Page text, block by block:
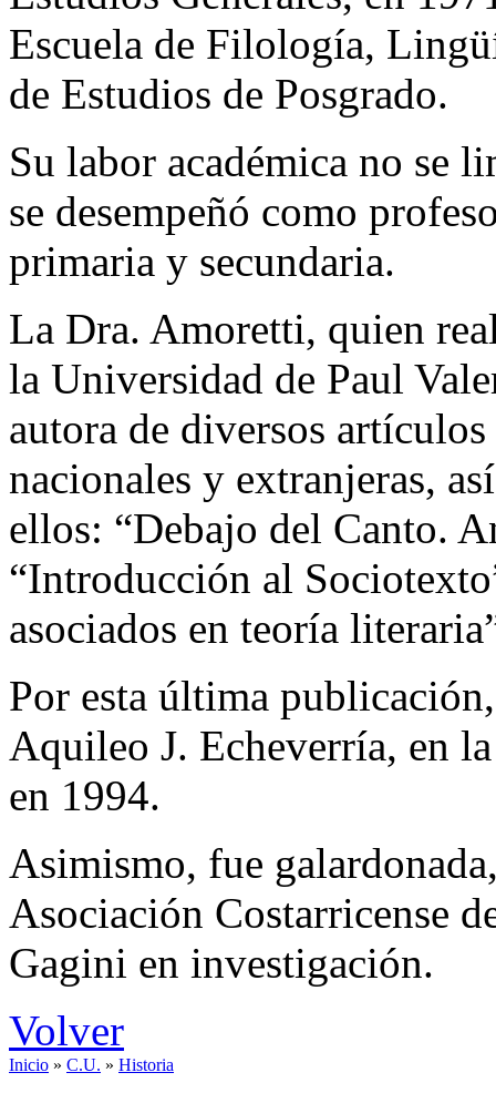
Escuela de Filología,
de Estudios de Posgrado.
Su labor académica no se
se desempeñó como
primaria y secundaria.
La Dra. Amoretti, quien
la Universidad de Paul
autora de diversos
nacionales y extranjeras,
ellos: “Debajo del Canto.
“Introducción al
asociados en teoría
Por esta última
Aquileo J. Echeverría, en
en 1994.
Asimismo, fue
Asociación Costarricense
Gagini en investigación.
Volver
Inicio » C.U. » Historia